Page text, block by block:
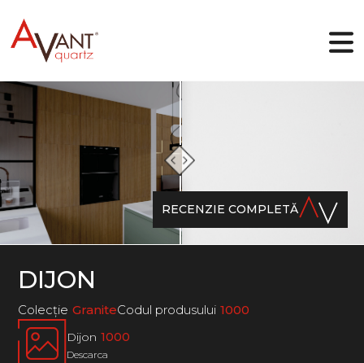
De ce Avant Quartz
Colecții
Designer online
Galerie
Blog
RECENZIE COMPLETĂ
DIJON
Сolecţie GraniteCodul produsului 1000
Dijon 1000
Descarca